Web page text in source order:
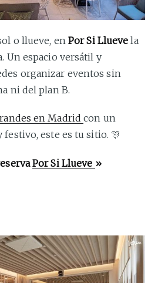
o llueve, en Por Si Llueve la
Un espacio versátil y
organizar eventos sin
ni del plan B.
en Madridcon un
este es tu sitio. 🎊
Por Si Llueve »